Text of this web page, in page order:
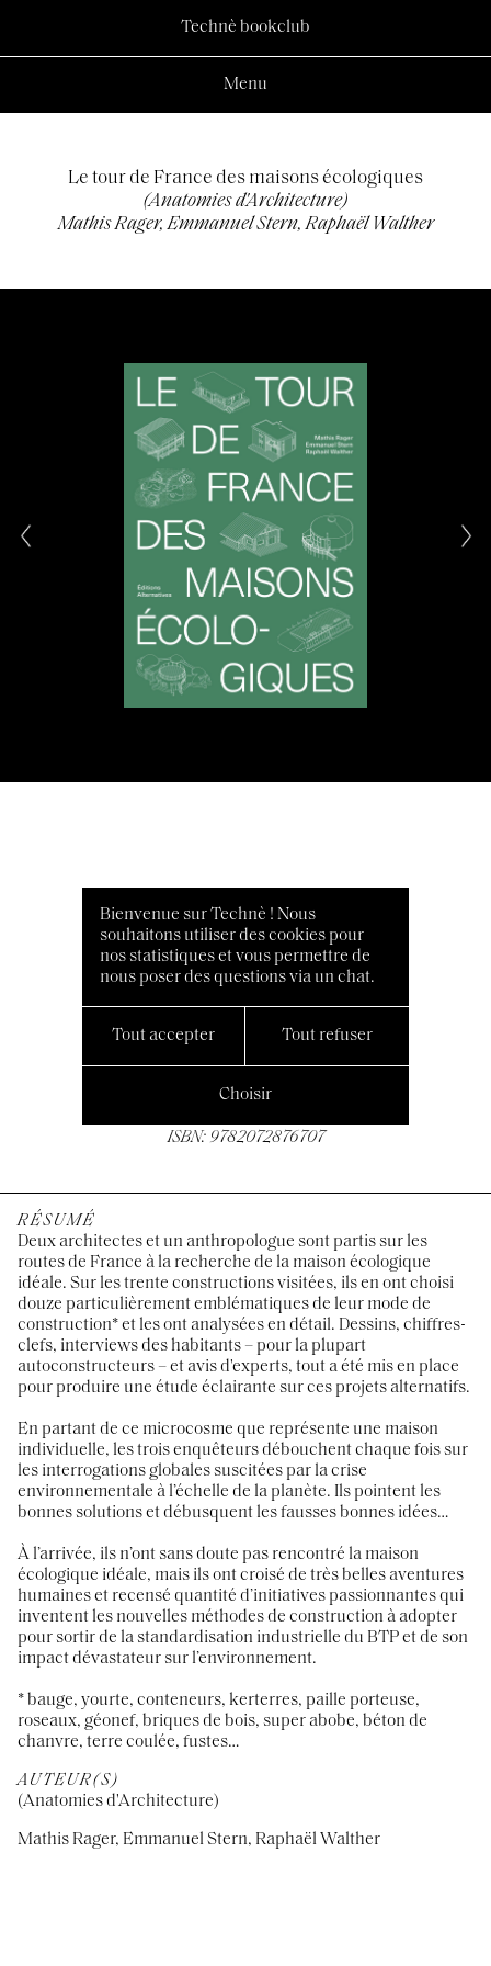
Technè bookclub
Menu
Le tour de France des maisons écologiques
(Anatomies d'Architecture)
Mathis Rager, Emmanuel Stern, Raphaël Walther
ISBN: 9782072876707
RÉSUMÉ
Deux architectes et un anthropologue sont partis sur les
routes de France à la recherche de la maison écologique
idéale. Sur les trente constructions visitées, ils en ont choisi
douze particulièrement emblématiques de leur mode de
construction* et les ont analysées en détail. Dessins, chiffres-
clefs, interviews des habitants – pour la plupart
autoconstructeurs – et avis d'experts, tout a été mis en place
pour produire une étude éclairante sur ces projets alternatifs.
En partant de ce microcosme que représente une maison
individuelle, les trois enquêteurs débouchent chaque fois sur
les interrogations globales suscitées par la crise
environnementale à l’échelle de la planète. Ils pointent les
bonnes solutions et débusquent les fausses bonnes idées…
À l’arrivée, ils n’ont sans doute pas rencontré la maison
écologique idéale, mais ils ont croisé de très belles aventures
humaines et recensé quantité d’initiatives passionnantes qui
inventent les nouvelles méthodes de construction à adopter
pour sortir de la standardisation industrielle du BTP et de son
impact dévastateur sur l’environnement.
* bauge, yourte, conteneurs, kerterres, paille porteuse,
roseaux, géonef, briques de bois, super abobe, béton de
chanvre, terre coulée, fustes…
AUTEUR(S)
(Anatomies d'Architecture)
Mathis Rager, Emmanuel Stern, Raphaël Walther
Bienvenue sur Technè ! Nous
souhaitons utiliser des cookies pour
nos statistiques et vous permettre de
nous poser des questions via un chat.
Tout accepter Tout refuser
Choisir